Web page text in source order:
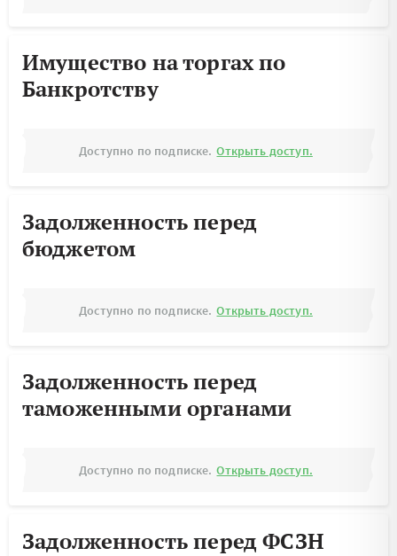
Имущество на торгах по
Банкротству
Доступно по подписке. Открыть доступ.
Задолженность перед
бюджетом
Доступно по подписке. Открыть доступ.
Задолженность перед
таможенными органами
Доступно по подписке. Открыть доступ.
Задолженность перед ФСЗН